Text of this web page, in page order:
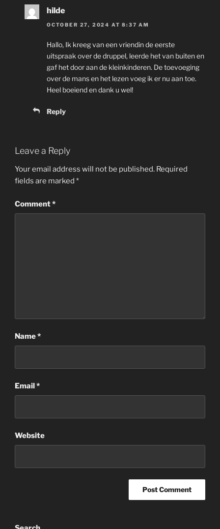
hilde
OCTOBER 27, 2024 AT 8:37 AM
Hallo, Ik kreeg van een vriendin de eerste
uitspraak over de druppel, leerde het van buiten en
gaf het door aan de kleinkinderen. De toevoeging
over de mans en het lezen voeg ik er nu aan toe.
Heel boeiend en dank u wel!
Reply
Leave a Reply
Your email address will not be published. Required
fields are marked *
Comment*
Name*
Email*
Website